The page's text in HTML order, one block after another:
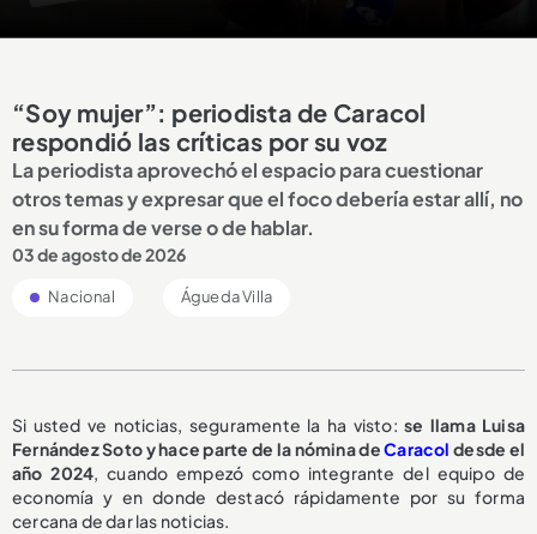
“Soy mujer”: periodista de Caracol
respondió las críticas por su voz
La periodista aprovechó el espacio para cuestionar
otros temas y expresar que el foco debería estar allí, no
en su forma de verse o de hablar.
03 de agosto de 2026
Nacional Águeda Villa
Si usted ve noticias, seguramente la ha visto:se llama Luisa
Fernández Soto y hace parte de la nómina deCaracol desde el
año 2024, cuando empezó como integrante del equipo de
economía y en donde destacó rápidamente por su forma
cercana de dar las noticias.